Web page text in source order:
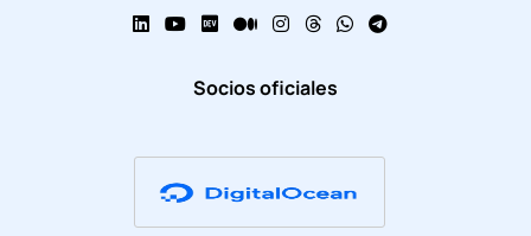
Socios oficiales